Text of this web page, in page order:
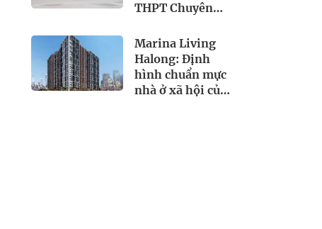
THPT Chuyên
Marina Living
Halong: Định
hình chuẩn mực
nhà ở xã hội của